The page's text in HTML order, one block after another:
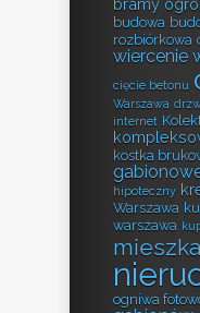
bramy
budowa
rozbiórkowa
wiercenie
cięcie betonu
Warszawa
internet
kostka
hipoteczny
Warszawa
warszawa
ogniwa